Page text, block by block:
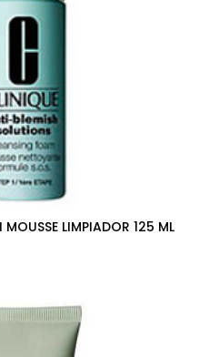
LIMPIADOR 125 ML